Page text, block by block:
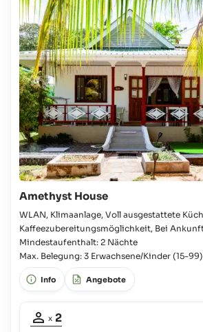
Amethyst House
WLAN, Klimaanlage, Voll ausgestattete Küche, Tee- und
Kaffeezubereitungsmöglichkeit, Bei Ankunft erhalten Sie ein
Starterpaket, Waschmaschine, Dusche, Föhn, TV, Veranda
Schlafzimmer, Kingsize-Bett, 2x Zustellbett möglich,
Badezimmer en suite, WC, Kühlschrank, Besteck und Geschirr,
Kochplatte, Mikrowelle, Wasserkocher,
Mindestaufenthalt: 2 Nächte
Max. Belegung: 3 Erwachsene/Kinder (15-99)
Info Angebote
Belegung
x 2